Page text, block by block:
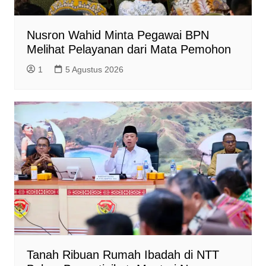
Nusron Wahid Minta Pegawai BPN
Melihat Pelayanan dari Mata Pemohon
1 5 Agustus 2026
Tanah Ribuan Rumah Ibadah di NTT